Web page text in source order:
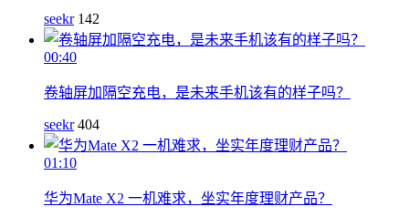
seekr 142
00:40
卷轴屏加隔空充电，是未来手机该有的样子吗？
seekr 404
01:10
华为Mate X2 一机难求，坐实年度理财产品？